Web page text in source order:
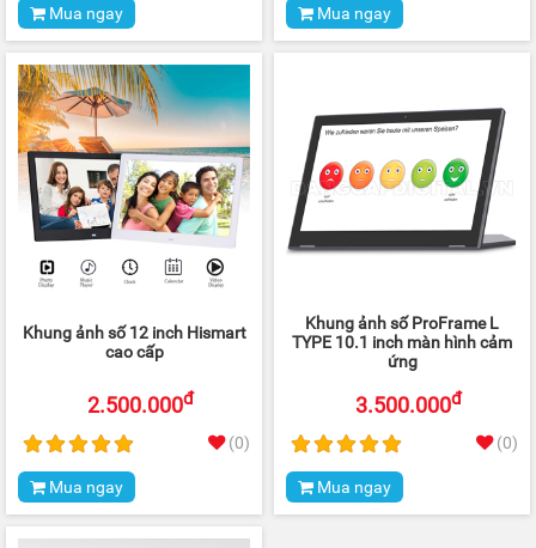
Mua ngay Mua ngay
Khung ảnh số 12 inch Hismart
cao cấp
2.500.000đ
(0)
Mua ngay
Khung ảnh số ProFrame L
TYPE 10.1 inch màn hình cảm
ứng
3.500.000đ
(0)
Mua ngay